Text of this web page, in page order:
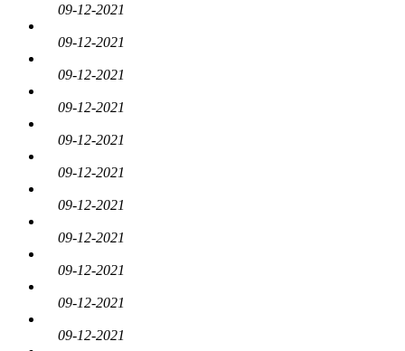
09-12-2021
09-12-2021
09-12-2021
09-12-2021
09-12-2021
09-12-2021
09-12-2021
09-12-2021
09-12-2021
09-12-2021
09-12-2021